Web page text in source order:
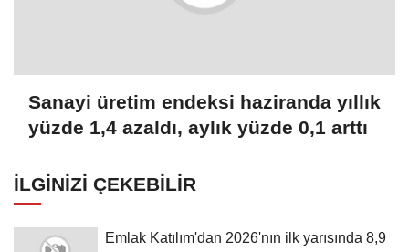
Sanayi üretim endeksi haziranda yıllık
yüzde 1,4 azaldı, aylık yüzde 0,1 arttı
İLGINIZI ÇEKEBILIR
Emlak Katılım'dan 2026'nın ilk yarısında 8,9